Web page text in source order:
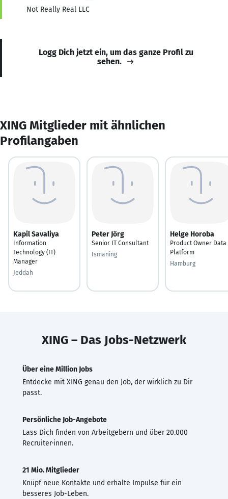
Not Really Real LLC
Logg Dich jetzt ein, um das ganze Profil zu
sehen.
XING Mitglieder mit ähnlichen
Profilangaben
Kapil Savaliya
Information
Technology (IT)
Manager
Jeddah
Peter Jörg
Senior IT Consultant
Ismaning
Helge Horoba
Product Owner Data
Platform
Hamburg
XING – Das Jobs-Netzwerk
Über eine Million Jobs
Entdecke mit XING genau den Job, der wirklich zu Dir
passt.
Persönliche Job-Angebote
Lass Dich finden von Arbeitgebern und über 20.000
Recruiter·innen.
21 Mio. Mitglieder
Knüpf neue Kontakte und erhalte Impulse für ein
besseres Job-Leben.